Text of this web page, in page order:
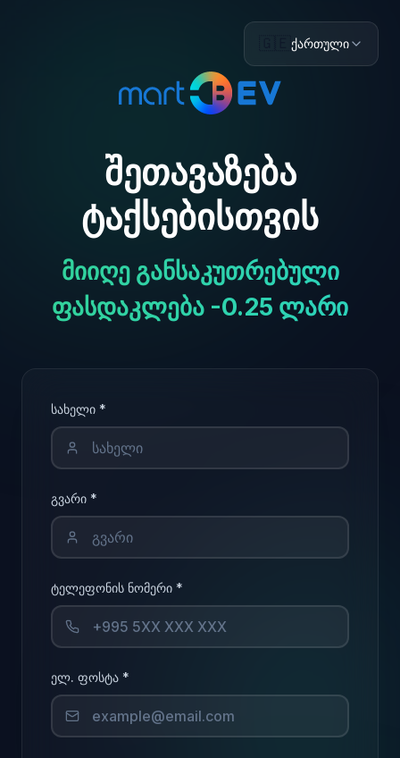
ქართული
შეთავაზება
ტაქსებისთვის
მიიღე განსაკუთრებული
ფასდაკლება -0.25 ლარი
სახელი *
გვარი *
ტელეფონის ნომერი *
ელ. ფოსტა *